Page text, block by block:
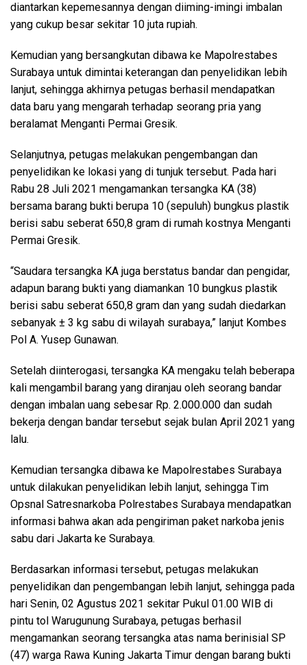
diantarkan kepemesannya dengan diiming-imingi imbalan
yang cukup besar sekitar 10 juta rupiah.
Kemudian yang bersangkutan dibawa ke Mapolrestabes
Surabaya untuk dimintai keterangan dan penyelidikan lebih
lanjut, sehingga akhirnya petugas berhasil mendapatkan
data baru yang mengarah terhadap seorang pria yang
beralamat Menganti Permai Gresik.
Selanjutnya, petugas melakukan pengembangan dan
penyelidikan ke lokasi yang di tunjuk tersebut. Pada hari
Rabu 28 Juli 2021 mengamankan tersangka KA (38)
bersama barang bukti berupa 10 (sepuluh) bungkus plastik
berisi sabu seberat 650,8 gram di rumah kostnya Menganti
Permai Gresik.
“Saudara tersangka KA juga berstatus bandar dan pengidar,
adapun barang bukti yang diamankan 10 bungkus plastik
berisi sabu seberat 650,8 gram dan yang sudah diedarkan
sebanyak ± 3 kg sabu di wilayah surabaya,” lanjut Kombes
Pol A. Yusep Gunawan.
Setelah diinterogasi, tersangka KA mengaku telah beberapa
kali mengambil barang yang diranjau oleh seorang bandar
dengan imbalan uang sebesar Rp. 2.000.000 dan sudah
bekerja dengan bandar tersebut sejak bulan April 2021 yang
lalu.
Kemudian tersangka dibawa ke Mapolrestabes Surabaya
untuk dilakukan penyelidikan lebih lanjut, sehingga Tim
Opsnal Satresnarkoba Polrestabes Surabaya mendapatkan
informasi bahwa akan ada pengiriman paket narkoba jenis
sabu dari Jakarta ke Surabaya.
Berdasarkan informasi tersebut, petugas melakukan
penyelidikan dan pengembangan lebih lanjut, sehingga pada
hari Senin, 02 Agustus 2021 sekitar Pukul 01.00 WIB di
pintu tol Warugunung Surabaya, petugas berhasil
mengamankan seorang tersangka atas nama berinisial SP
(47) warga Rawa Kuning Jakarta Timur dengan barang bukti